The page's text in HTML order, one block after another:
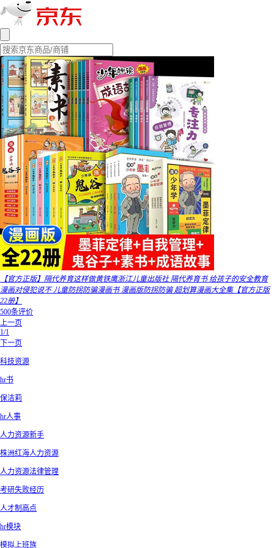
【官方正版】隔代养育这样做黄铁鹰浙江儿童出版社 隔代养育书 给孩子的安全教育
漫画对侵犯说不 儿童防拐防骗漫画书 漫画版防拐防骗 超划算漫画大全集【官方正版
22册】
500条评价
上一页
1/1
下一页
科技资源
hr书
保洁莉
hr人事
人力资源新手
株洲红海人力资源
人力资源法律管理
考研失败经历
人才制高点
hr模块
模拟上班族